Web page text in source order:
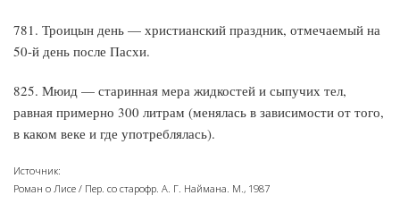
781. Троицын день — христианский праздник, отмечаемый на
50-й день после Пасхи.
825. Мюид — старинная мера жидкостей и сыпучих тел,
равная примерно 300 литрам (менялась в зависимости от того,
в каком веке и где употреблялась).
Источник:
Роман о Лисе / Пер. со старофр. А. Г. Наймана. М., 1987